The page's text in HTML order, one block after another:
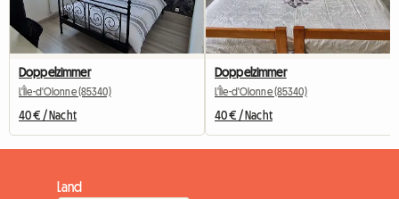
Doppelzimmer
L'Île-d'Olonne (85340)
40 € / Nacht
Doppelzimmer
L'Île-d'Olonne (85340)
40 € / Nacht
Land